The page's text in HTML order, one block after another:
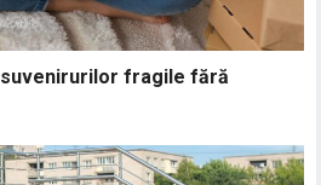
suvenirurilor fragile fără